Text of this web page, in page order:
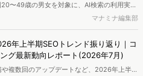
〜49歳の男女を対象に、AI検索の利用実態
こで確かめているかを調査し、結果を公開し
マナミナ編集部
年上半期SEOトレンド振り返り｜コ
グ最新動向レポート(2026年7月)
や複数回のアップデートなど、2026年上半期